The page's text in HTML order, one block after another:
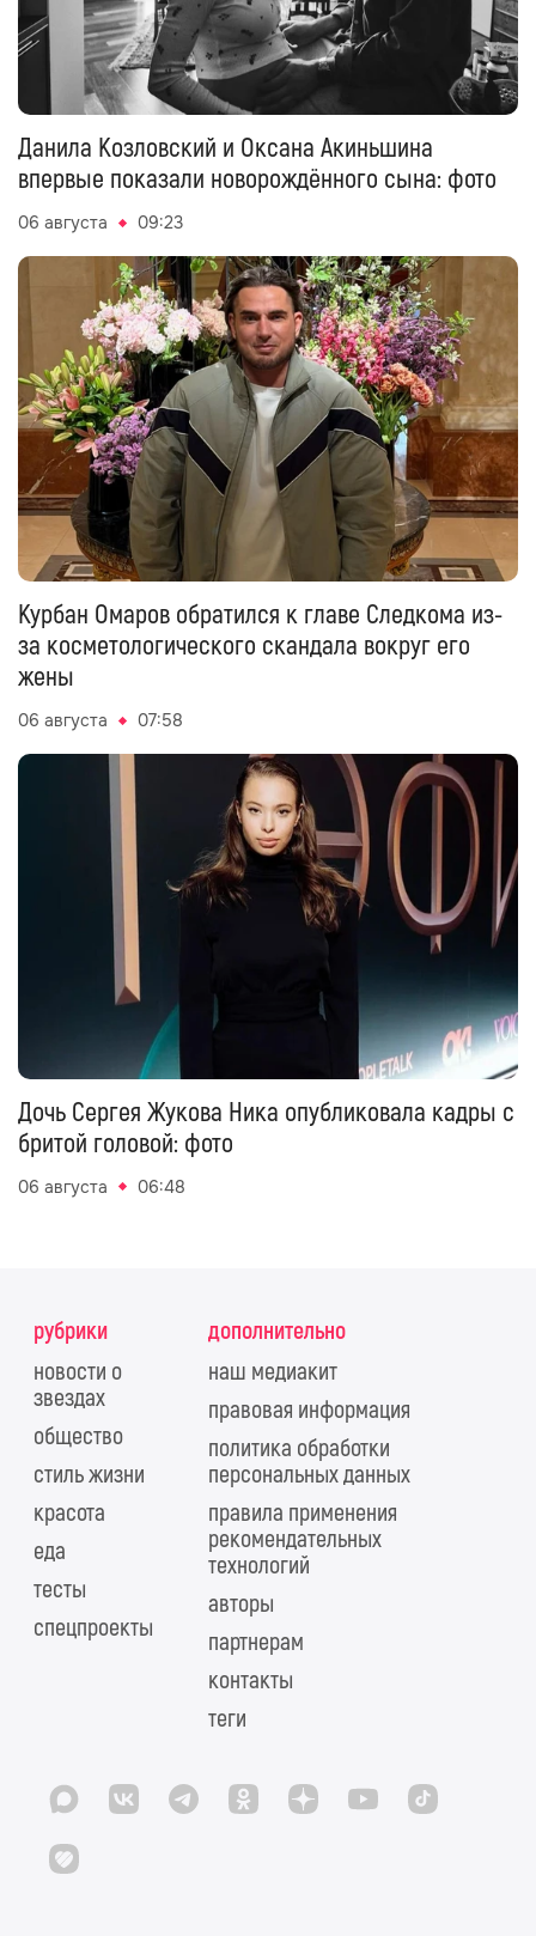
Данила Козловский и Оксана Акиньшина
впервые показали новорождённого сына: фото
06 августа 09:23
Курбан Омаров обратился к главе Следкома из-
за косметологического скандала вокруг его
жены
06 августа 07:58
Дочь Сергея Жукова Ника опубликовала кадры с
бритой головой: фото
06 августа 06:48
рубрики
новости о
звездах
общество
стиль жизни
красота
еда
тесты
спецпроекты
дополнительно
наш медиакит
правовая информация
политика обработки
персональных данных
правила применения
рекомендательных
технологий
авторы
партнерам
контакты
теги